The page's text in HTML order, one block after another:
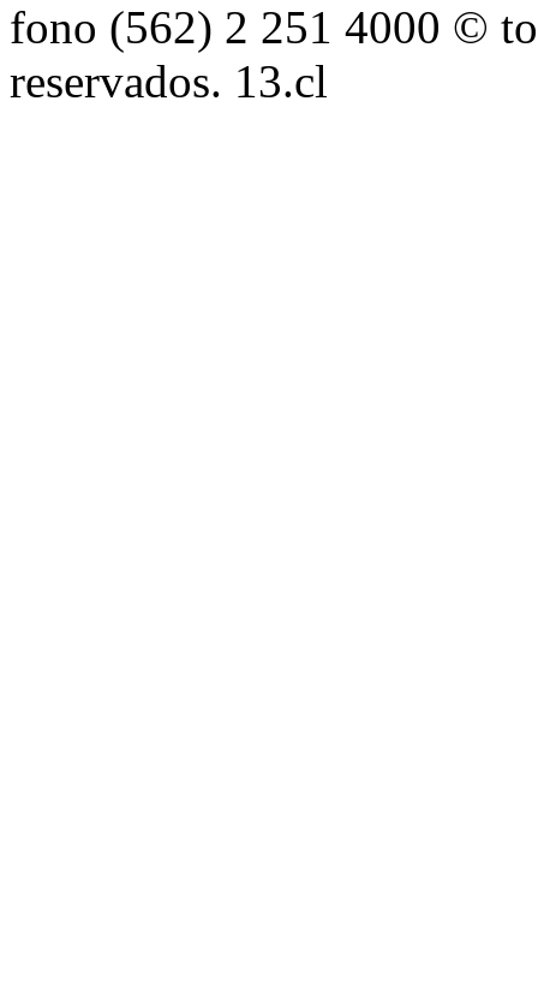
fono (562) 2 251 4000 ©
reservados. 13.cl